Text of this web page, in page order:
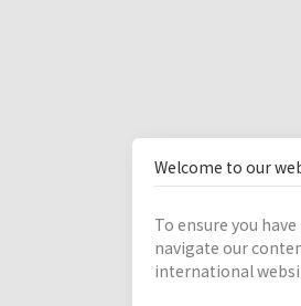
Welcome to our
To ensure you
navigate our
international